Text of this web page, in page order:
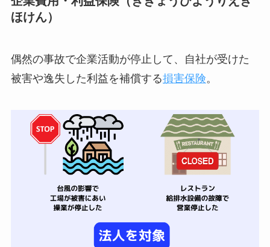
ほけん）
偶然の事故で企業活動が停止して、自社が受けた
被害や逸失した利益を補償する損害保険。